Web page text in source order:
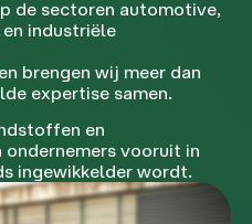
de sectoren automotive,
industriële
brengen wij meer dan
expertise samen.
en
ondernemers vooruit in
ingewikkelder wordt.